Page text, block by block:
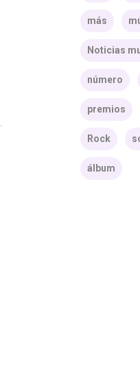
más
Noticias
número
premios
Rock
álbum